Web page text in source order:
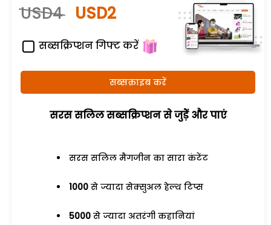
USD4 USD2
सब्सक्रिप्शन गिफ्ट करें
सब्सक्राइब करें
सरस सलिल सब्सक्रिप्शन से जुड़ेें और पाएं
सरस सलिल मैगजीन का सारा कंटेंट
1000 से ज्यादा सेक्सुअल हेल्थ टिप्स
5000 से ज्यादा अतरंगी कहानियां